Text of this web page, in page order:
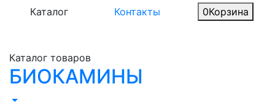
Каталог Контакты 0Корзина
Каталог товаров
БИОКАМИНЫ